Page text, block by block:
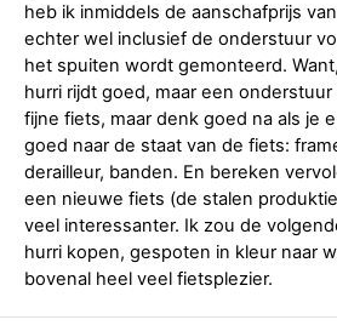
heb ik inmiddels de aanschafprijs
echter wel inclusief de onderstuur
het spuiten wordt gemonteerd.
hurri rijdt goed, maar een
fijne fiets, maar denk goed na als je
goed naar de staat van de fiets:
derailleur, banden. En bereken
een nieuwe fiets (de stalen
veel interessanter. Ik zou de
hurri kopen, gespoten in kleur naar
bovenal heel veel fietsplezier.